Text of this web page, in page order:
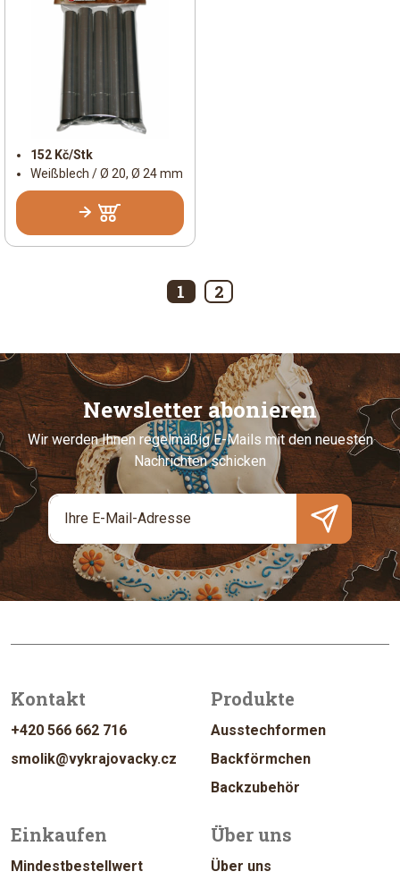
152 Kč/Stk
Weißblech / Ø 20, Ø 24 mm
1 2
Newsletter abonieren
Wir werden Ihnen regelmäßig E-Mails mit den neuesten
Nachrichten schicken
Kontakt
+420 566 662 716
smolik@vykrajovacky.cz
Produkte
Ausstechformen
Backförmchen
Backzubehör
Einkaufen
Mindestbestellwert
Über uns
Über uns